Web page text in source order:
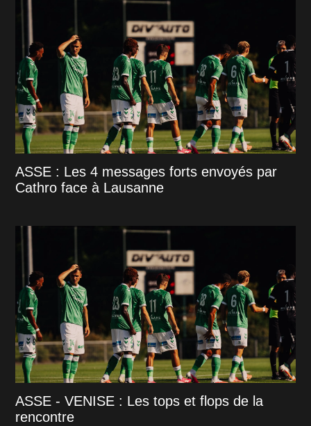
ASSE : Les 4 messages forts envoyés par
Cathro face à Lausanne
ASSE - VENISE : Les tops et flops de la
rencontre